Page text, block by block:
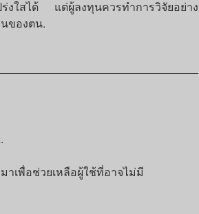
งใสได้ แต่ผู้ลงทุนควรทำการวิจัยอย่าง
ของตน.
เพื่อช่วยเหลือผู้ใช้ที่อาจไม่มี